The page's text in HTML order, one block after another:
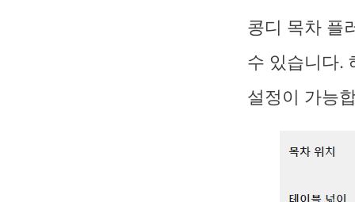
콩디 목차 플
수 있습니다.
설정이 가능